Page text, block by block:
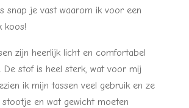
snap je vast waarom ik voor een
koos!
zijn heerlijk licht en comfortabel
De stof is heel sterk, wat voor mij
ik mijn tassen veel gebruik en ze
stootje en wat gewicht moeten